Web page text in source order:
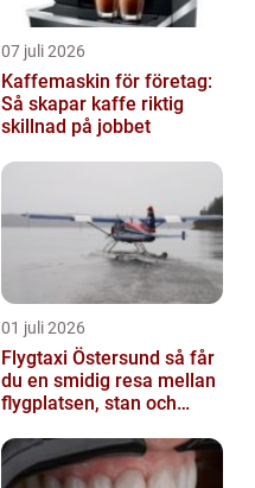
07 juli 2026
Kaffemaskin för företag:
Så skapar kaffe riktig
skillnad på jobbet
01 juli 2026
Flygtaxi Östersund så får
du en smidig resa mellan
flygplatsen, stan och